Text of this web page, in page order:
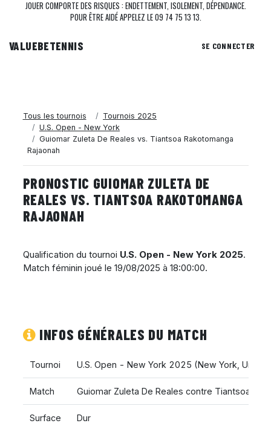
JOUER COMPORTE DES RISQUES : ENDETTEMENT, ISOLEMENT, DÉPENDANCE.
POUR ÊTRE AIDÉ APPELEZ LE 09 74 75 13 13.
VALUEBETENNIS SE CONNECTER
Tous les tournois
Tournois 2025
U.S. Open - New York
Guiomar Zuleta De Reales vs. Tiantsoa Rakotomanga
Rajaonah
PRONOSTIC GUIOMAR ZULETA DE
REALES VS. TIANTSOA RAKOTOMANGA
RAJAONAH
Qualification du tournoi U.S. Open - New York 2025.
Match féminin joué le 19/08/2025 à 18:00:00.
INFOS GÉNÉRALES DU MATCH
Tournoi U.S. Open - New York 2025 (New York United
Match Guiomar Zuleta De Reales contre Tiantsoa
Surface Dur